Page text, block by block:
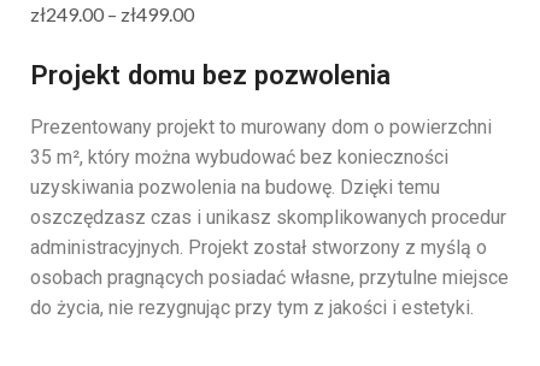
zł249.00 – zł499.00
Projekt domu bez pozwolenia
Prezentowany projekt to murowany dom o powierzchni
35 m², który można wybudować bez konieczności
uzyskiwania pozwolenia na budowę. Dzięki temu
oszczędzasz czas i unikasz skomplikowanych procedur
administracyjnych. Projekt został stworzony z myślą o
osobach pragnących posiadać własne, przytulne miejsce
do życia, nie rezygnując przy tym z jakości i estetyki.